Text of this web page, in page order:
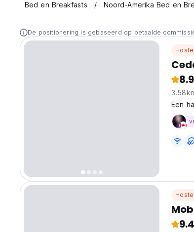
Bed en Breakfasts Noord-Amerika Bed en
De positionering is gebaseerd op betaalde
Hostel
8.9
Een
Hostel
9.4